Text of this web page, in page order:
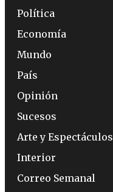
Política
Economía
Mundo
País
Opinión
Sucesos
Arte y Espectáculos
Interior
Correo Semanal